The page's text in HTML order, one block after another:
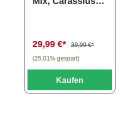
29,99 €*
39,99 €*
(25.01% gespart)
Kaufen